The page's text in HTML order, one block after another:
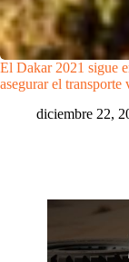
El Dakar 2021 sigue
asegurar el transporte
diciembre 22,